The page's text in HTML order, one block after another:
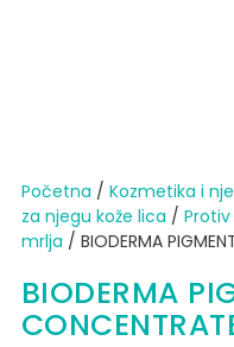
Početna / Kozmetika i
za njegu kože lica /
mrlja / BIODERMA
BIODERMA